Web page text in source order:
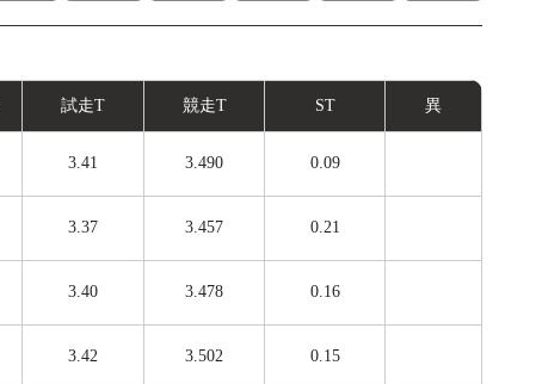
試走T 競走T ST 異
3.41 3.490 0.09
3.37 3.457 0.21
3.40 3.478 0.16
3.42 3.502 0.15